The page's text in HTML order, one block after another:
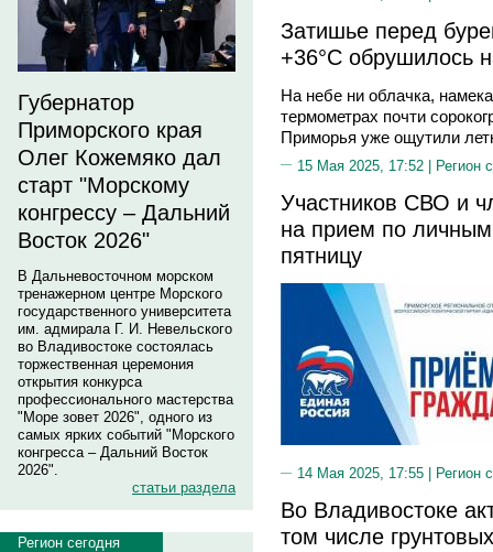
Губернатор
Приморского края
Олег Кожемяко дал
старт "Морскому
конгрессу – Дальний
Восток 2026"
В Дальневосточном морском
тренажерном центре Морского
государственного университета
им. адмирала Г. И. Невельского
во Владивостоке состоялась
торжественная церемония
открытия конкурса
профессионального мастерства
"Море зовет 2026", одного из
самых ярких событий "Морского
конгресса – Дальний Восток
2026".
статьи раздела
Регион сегодня
Затишье перед
+36°С обрушилось
На небе ни облачка,
термометрах почти
Приморья уже ощутили
15 Мая 2025, 17:52 | Регион
Участников СВО и
на прием по
пятницу
14 Мая 2025, 17:55 | Регион
Во Владивостоке
том числе грунтовых